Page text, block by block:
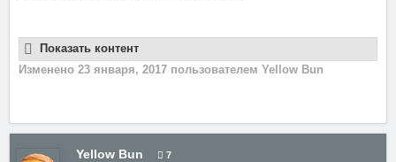
Показать контент
Изменено 23 января, 2017 пользователем Yellow Bun
Yellow Bun 7